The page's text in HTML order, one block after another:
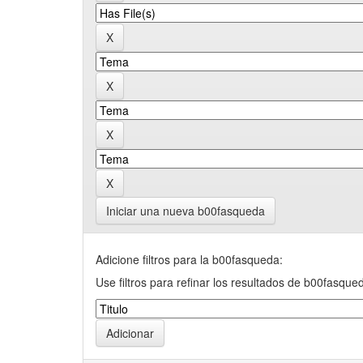
Iniciar una nueva b00fasqueda
Adicione filtros para la b00fasqueda:
Use filtros para refinar los resultados de